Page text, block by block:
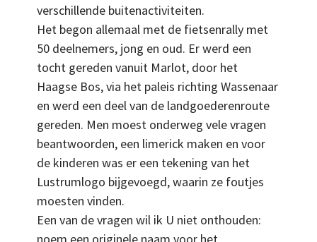
verschillende buitenactiviteiten.
Het begon allemaal met de fietsenrally met
50 deelnemers, jong en oud. Er werd een
tocht gereden vanuit Marlot, door het
Haagse Bos, via het paleis richting Wassenaar
en werd een deel van de landgoederenroute
gereden. Men moest onderweg vele vragen
beantwoorden, een limerick maken en voor
de kinderen was er een tekening van het
Lustrumlogo bijgevoegd, waarin ze foutjes
moesten vinden.
Een van de vragen wil ik U niet onthouden: